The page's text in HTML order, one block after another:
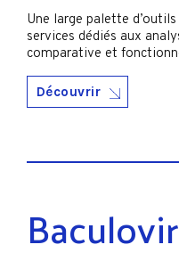
Une large palette
services dédiés aux
comparative et
Découvrir